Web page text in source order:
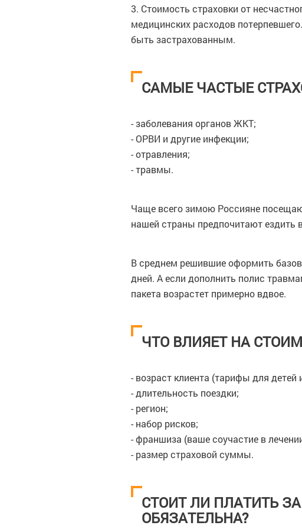
3. Стоимость страховки от
медицинских расходов
быть застрахованным.
САМЫЕ ЧАСТЫЕ
- заболевания органов ЖКТ;
- ОРВИ и другие инфекции;
- отравления;
- травмы.
Чаще всего зимою Россияне
нашей страны предпочитают ездить
В среднем решившие оформить
дней. А если дополнить полис
пакета возрастет примерно вдвое.
ЧТО ВЛИЯЕТ НА
- возраст клиента (тарифы для
- длительность поездки;
- регион;
- набор рисков;
- франшиза (ваше соучастие в
- размер страховой суммы.
СТОИТ ЛИ ПЛАТИТЬ
ОБЯЗАТЕЛЬНА?